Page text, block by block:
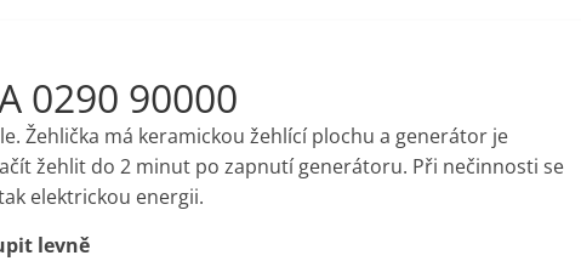
0290 90000
Žehlička má keramickou žehlící plochu a generátor je
žehlit do 2 minut po zapnutí generátoru. Při nečinnosti se
elektrickou energii.
levně